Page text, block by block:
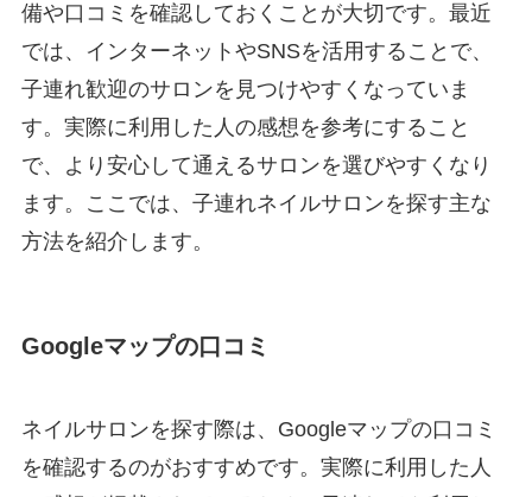
備や口コミを確認しておくことが大切です。最近
では、インターネットやSNSを活用することで、
子連れ歓迎のサロンを見つけやすくなっていま
す。実際に利用した人の感想を参考にすること
で、より安心して通えるサロンを選びやすくなり
ます。ここでは、子連れネイルサロンを探す主な
方法を紹介します。
Googleマップの口コミ
ネイルサロンを探す際は、Googleマップの口コミ
を確認するのがおすすめです。実際に利用した人